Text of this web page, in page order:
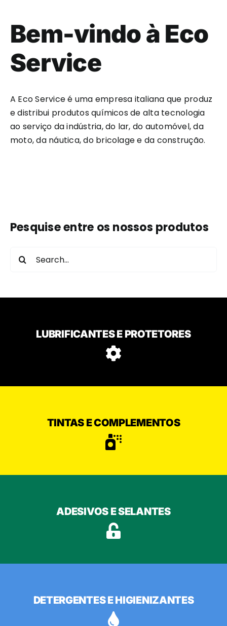
Bem-vindo à Eco
Service
A Eco Service é uma empresa italiana que produz
e distribui produtos químicos de alta tecnologia
ao serviço da indústria, do lar, do automóvel, da
moto, da náutica, do bricolage e da construção.
Pesquise entre os nossos produtos
Search
LUBRIFICANTES E PROTETORES
TINTAS E COMPLEMENTOS
ADESIVOS E SELANTES
DETERGENTES E HIGIENIZANTES